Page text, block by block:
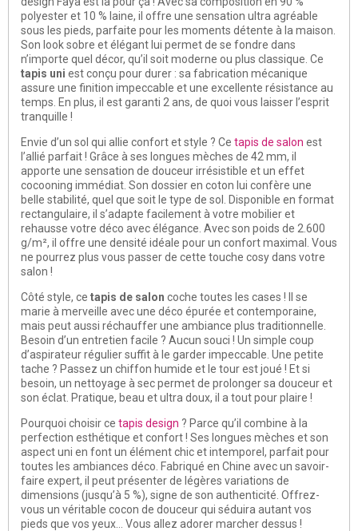
polyester et 10 % laine, il offre une sensation ultra agréable
sous les pieds, parfaite pour les moments détente à la maison.
Son look sobre et élégant lui permet de se fondre dans
n’importe quel décor, qu’il soit moderne ou plus classique. Ce
tapis uni est conçu pour durer : sa fabrication mécanique
assure une finition impeccable et une excellente résistance au
temps. En plus, il est garanti 2 ans, de quoi vous laisser l’esprit
tranquille !
Envie d’un sol qui allie confort et style ? Ce tapis de salon est
l’allié parfait ! Grâce à ses longues mèches de 42 mm, il
apporte une sensation de douceur irrésistible et un effet
cocooning immédiat. Son dossier en coton lui confère une
belle stabilité, quel que soit le type de sol. Disponible en format
rectangulaire, il s’adapte facilement à votre mobilier et
rehausse votre déco avec élégance. Avec son poids de 2.600
g/m², il offre une densité idéale pour un confort maximal. Vous
ne pourrez plus vous passer de cette touche cosy dans votre
salon !
Côté style, ce tapis de salon coche toutes les cases ! Il se
marie à merveille avec une déco épurée et contemporaine,
mais peut aussi réchauffer une ambiance plus traditionnelle.
Besoin d’un entretien facile ? Aucun souci ! Un simple coup
d’aspirateur régulier suffit à le garder impeccable. Une petite
tache ? Passez un chiffon humide et le tour est joué ! Et si
besoin, un nettoyage à sec permet de prolonger sa douceur et
son éclat. Pratique, beau et ultra doux, il a tout pour plaire !
Pourquoi choisir ce tapis design ? Parce qu’il combine à la
perfection esthétique et confort ! Ses longues mèches et son
aspect uni en font un élément chic et intemporel, parfait pour
toutes les ambiances déco. Fabriqué en Chine avec un savoir-
faire expert, il peut présenter de légères variations de
dimensions (jusqu’à 5 %), signe de son authenticité. Offrez-
vous un véritable cocon de douceur qui séduira autant vos
pieds que vos yeux… Vous allez adorer marcher dessus !